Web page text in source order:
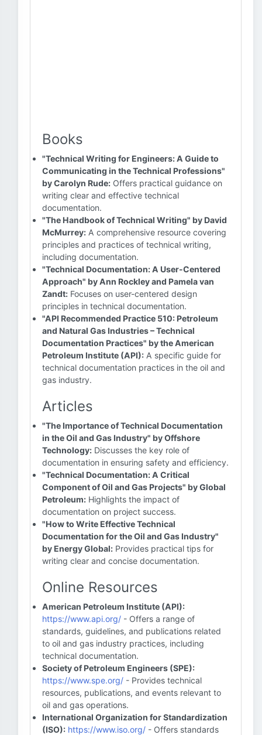
Books
"Technical Writing for Engineers: A Guide to
Communicating in the Technical Professions"
by Carolyn Rude: Offers practical guidance on
writing clear and effective technical
documentation.
"The Handbook of Technical Writing" by David
McMurrey: A comprehensive resource covering
principles and practices of technical writing,
including documentation.
"Technical Documentation: A User-Centered
Approach" by Ann Rockley and Pamela van
Zandt: Focuses on user-centered design
principles in technical documentation.
"API Recommended Practice 510: Petroleum
and Natural Gas Industries – Technical
Documentation Practices" by the American
Petroleum Institute (API): A specific guide for
technical documentation practices in the oil and
gas industry.
Articles
"The Importance of Technical Documentation
in the Oil and Gas Industry" by Offshore
Technology: Discusses the key role of
documentation in ensuring safety and efficiency.
"Technical Documentation: A Critical
Component of Oil and Gas Projects" by Global
Petroleum: Highlights the impact of
documentation on project success.
"How to Write Effective Technical
Documentation for the Oil and Gas Industry"
by Energy Global: Provides practical tips for
writing clear and concise documentation.
Online Resources
American Petroleum Institute (API):
https://www.api.org/ - Offers a range of
standards, guidelines, and publications related
to oil and gas industry practices, including
technical documentation.
Society of Petroleum Engineers (SPE):
https://www.spe.org/ - Provides technical
resources, publications, and events relevant to
oil and gas operations.
International Organization for Standardization
(ISO): https://www.iso.org/ - Offers standards